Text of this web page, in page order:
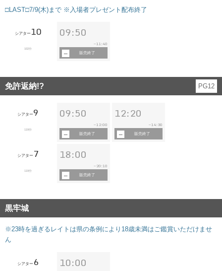
□LAST□7/9(木)まで ※入場者プレゼント配布終了
シアター10
102分
09:50
~11:40
販売終了
免許返納!? PG12
シアター9
119分
09:50
~12:00
販売終了
12:20
~14:30
販売終了
シアター 7
119分
18:00
~ 20:10
販売終了
黒牢城
※23時を過ぎるレイトは県の条例により18歳未満はご鑑賞いただけませ
ん
シアター 6 10:00